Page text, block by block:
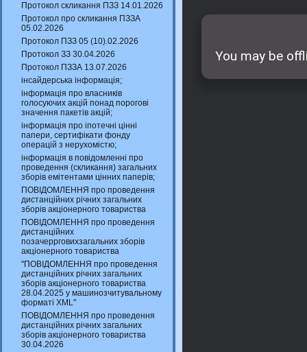
Протокол скликання ПЗЗ 14.01.2026
Протокол про скликання ПЗЗА
05.02.2026
Протокол ПЗЗ 05 (10).02.2026
Протокол ЗЗ 30.04.2026
Протокол ПЗЗА 13.07.2026
інсайдерська інформація;
інформація про власників
голосуючих акцій понад порогові
значення пакетів акцій;
інформація про іпотечні цінні
папери, сертифікати фонду
операцій з нерухомістю;
інформація в повідомленні про
проведення (скликання) загальних
зборів емітентами цінних паперів;
ПОВІДОМЛЕННЯ про проведення
дистанційних річних загальних
зборів акціонерного товариства
ПОВІДОМЛЕННЯ про проведення
дистанційних
позачеррговихзагальних зборів
акціонерного товариства
"ПОВІДОМЛЕННЯ про проведення
дистанційних річних загальних
зборів акціонерного товариства
28.04.2025 у машинозчитувальному
форматі XML"
ПОВІДОМЛЕННЯ про проведення
дистанційних річних загальних
зборів акціонерного товариства
30.04.2026